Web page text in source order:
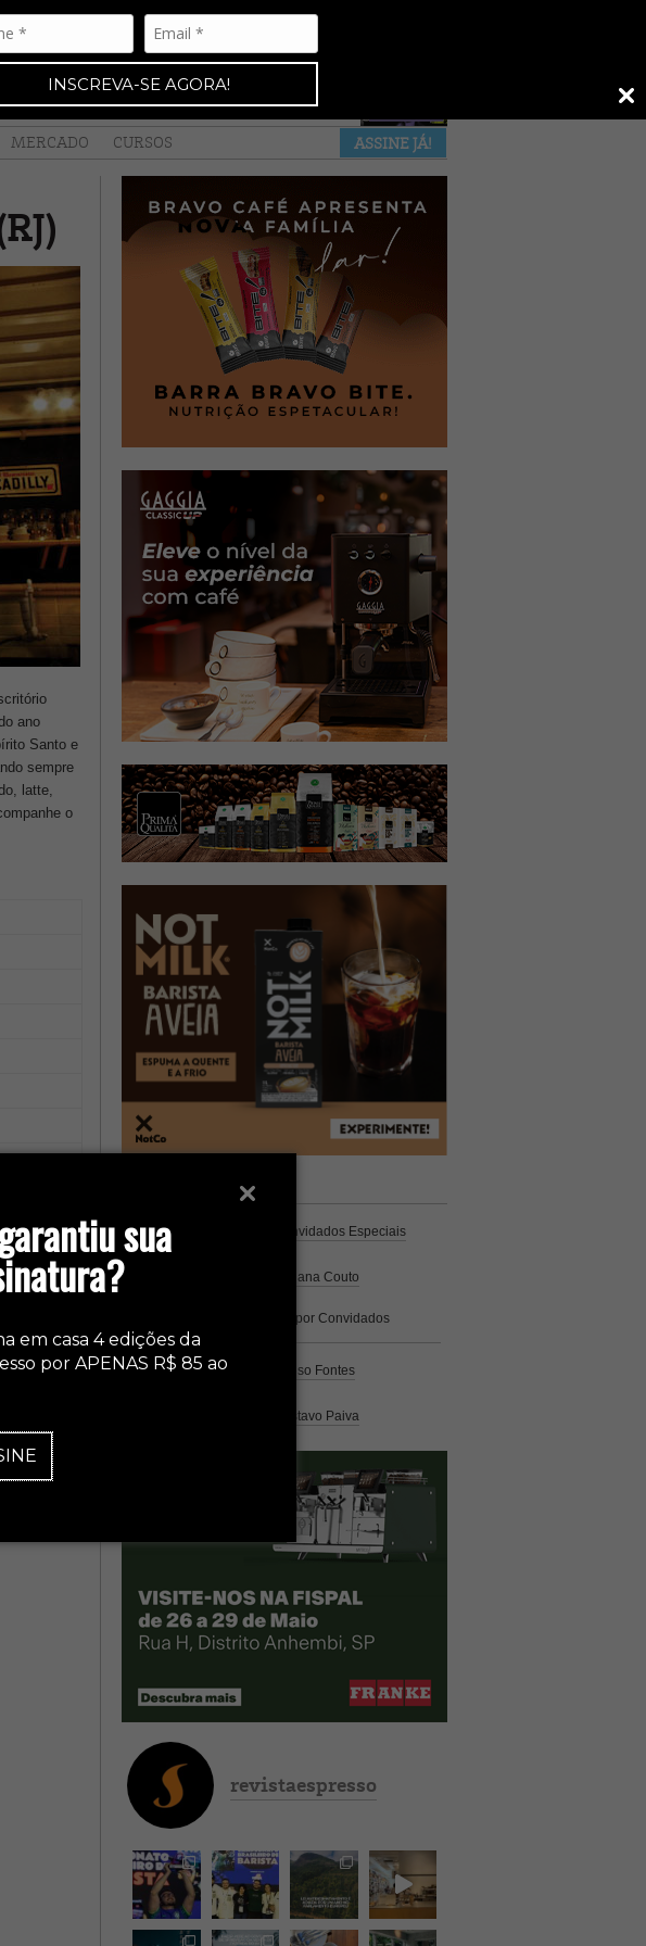
sua
em casa 4 edições da
por APENAS R$ 85 ao
INSCREVA-SE AGORA!
•NAS BANCAS
MERCADO ASSINE JÁ!
CURSOS
ano
Santo e
sempre
latte,
o
10h
Espresso
Coluna Café por Convidados Especiais
por Cristiana Couto
por Convidados
Especiais
Análisepor Caio Alonso Fontes
por Gustavo Paiva
revistaespresso